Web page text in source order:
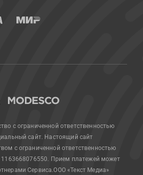
с ограниченной ответственностью
сайт. Настоящий сайт
с ограниченной ответственностью
1163668076550. Прием платежей может
Сервиса.ООО «Текст Медиа»